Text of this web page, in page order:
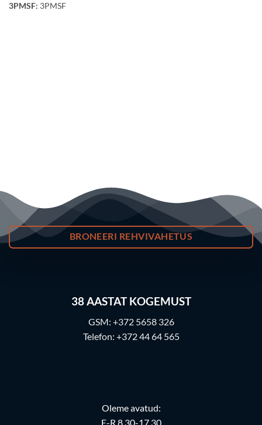
3PMSF: 3PMSF
BRONEERI REHVIVAHETUS
38AASTAT KOGEMUST
GSM: +372 5658 326
Telefon: +372 44 64 565
Oleme avatud:
E-R 8.30-17.30